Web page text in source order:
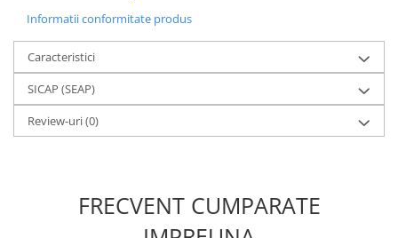
Informatii conformitate produs
Caracteristici
SICAP (SEAP)
Review-uri(0)
FRECVENT CUMPARATE